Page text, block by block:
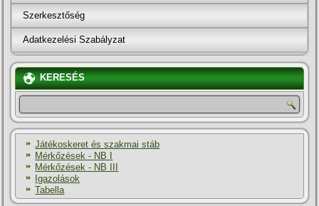
Szerkesztőség
Adatkezelési Szabályzat
KERESÉS
Játékoskeret és szakmai stáb
Mérkőzések - NB I
Mérkőzések - NB III
Igazolások
Tabella